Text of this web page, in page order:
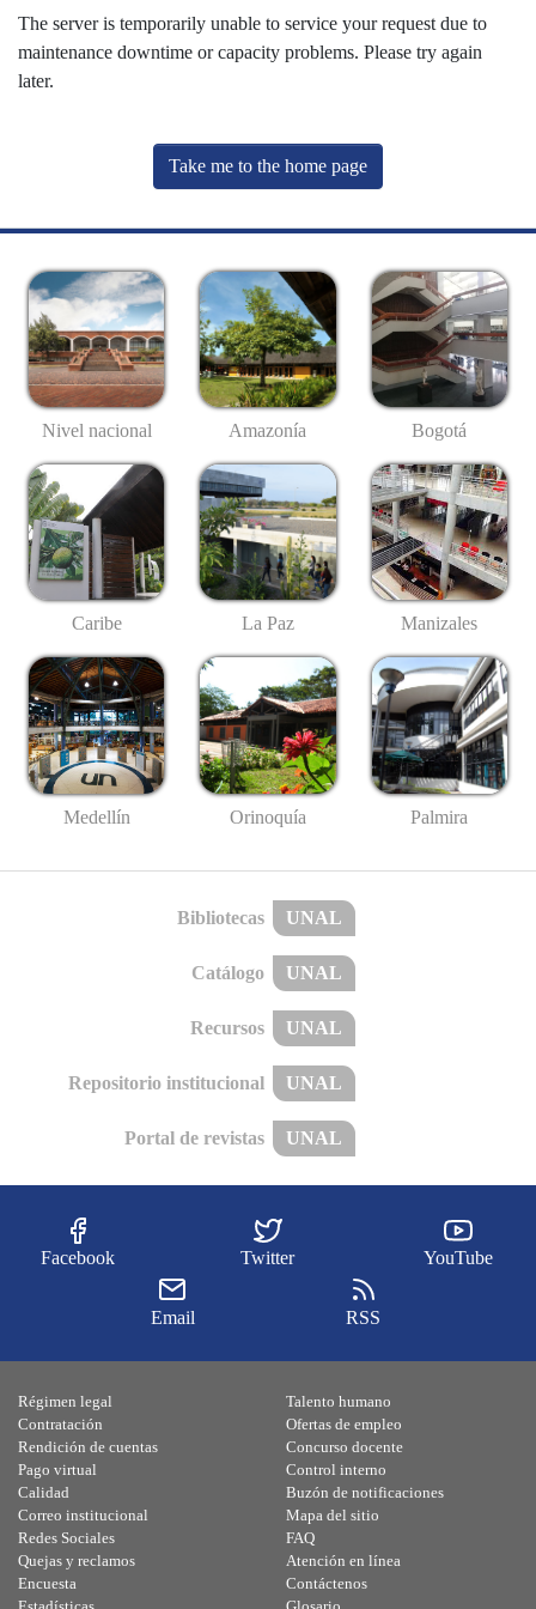
The server is temporarily unable to service your request due to
maintenance downtime or capacity problems. Please try again
later.
Take me to the home page
Nivel nacional Amazonía Bogotá
Caribe La Paz Manizales
Medellín Orinoquía Palmira
Bibliotecas UNAL
Catálogo UNAL
Recursos UNAL
Repositorio institucional UNAL
Portal de revistas UNAL
Facebook Twitter YouTube
Email RSS
Régimen legal
Contratación
Rendición de cuentas
Pago virtual
Calidad
Talento humano
Ofertas de empleo
Concurso docente
Control interno
Buzón de notificaciones
Correo institucional
Redes Sociales
Quejas y reclamos
Encuesta
Mapa del sitio
FAQ
Atención en línea
Contáctenos